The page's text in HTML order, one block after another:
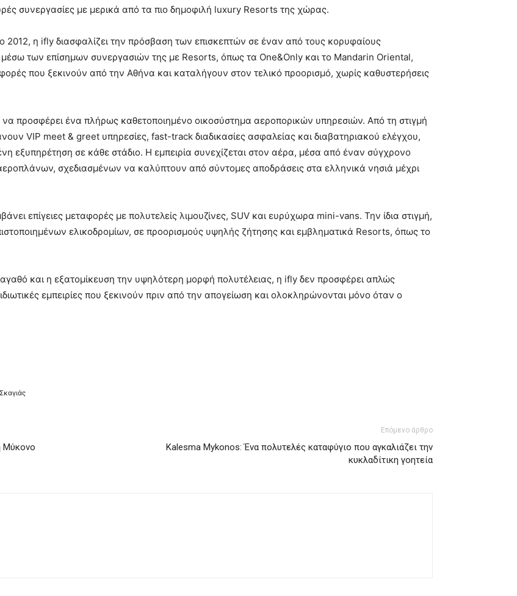
συνεργασίες με μερικά από τα πιο δημοφιλή luxury Resorts της χώρας.
2012, η ifly διασφαλίζει την πρόσβαση των επισκεπτών σε έναν από τους κορυφαίους
μέσω των επίσημων συνεργασιών της με Resorts, όπως τα One&Only και το Mandarin Oriental,
που ξεκινούν από την Αθήνα και καταλήγουν στον τελικό προορισμό, χωρίς καθυστερήσεις
να προσφέρει ένα πλήρως καθετοποιημένο οικοσύστημα αεροπορικών υπηρεσιών. Από τη στιγμή
VIP meet & greet υπηρεσίες, fast-track διαδικασίες ασφαλείας και διαβατηριακού ελέγχου,
εξυπηρέτηση σε κάθε στάδιο. Η εμπειρία συνεχίζεται στον αέρα, μέσα από έναν σύγχρονο
σχεδιασμένων να καλύπτουν από σύντομες αποδράσεις στα ελληνικά νησιά μέχρι
επίγειες μεταφορές με πολυτελείς λιμουζίνες, SUV και ευρύχωρα mini-vans. Την ίδια στιγμή,
ελικοδρομίων, σε προορισμούς υψηλής ζήτησης και εμβληματικά Resorts, όπως το
και η εξατομίκευση την υψηλότερη μορφή πολυτέλειας, η ifly δεν προσφέρει απλώς
εμπειρίες που ξεκινούν πριν από την απογείωση και ολοκληρώνονται μόνο όταν ο
Μύκονο
Επόμενο άρθρο
Kalesma Mykonos: Ένα πολυτελές καταφύγιο που αγκαλιάζει την
κυκλαδίτικη γοητεία